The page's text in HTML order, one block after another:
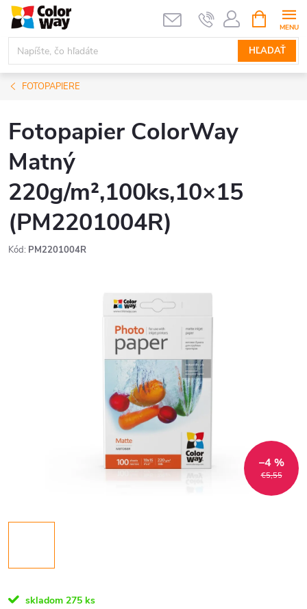
Prejsť
obsah
HĽADAŤ
KOŠÍK
FOTOPAPIERE
Fotopapier ColorWay
Matný
220g/m²,100ks,10×15
(PM2201004R)
Kód: PM2201004R
€5,55
–4 %
skladom 275 ks